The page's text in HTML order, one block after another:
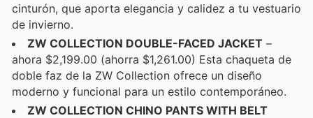
cinturón, que aporta elegancia y calidez a tu vestuario
de invierno.
ZW COLLECTION DOUBLE-FACED JACKET –
ahora $2,199.00 (ahorra $1,261.00) Esta chaqueta de
doble faz de la ZW Collection ofrece un diseño
moderno y funcional para un estilo contemporáneo.
ZW COLLECTION CHINO PANTS WITH BELT